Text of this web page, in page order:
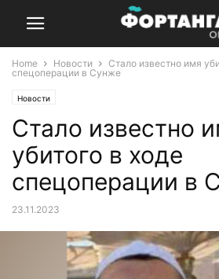
Home Новости
Стало известно имя
спецоперации в Сунже
Новости
Стало известно
убитого в ходе
спецоперации в
23.11.2023